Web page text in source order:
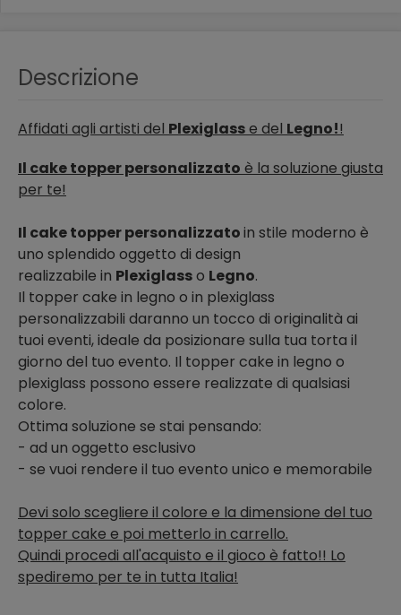
Descrizione
Affidati agli artisti del Plexiglasse del Legno!!
Il cake topper personalizzato è la soluzione giusta
per te!
Il cake topper personalizzatoin stile moderno è
uno splendido oggetto di design
realizzabile in Plexiglasso Legno.
Il topper cake in legno o in plexiglass
personalizzabili daranno un tocco di originalità ai
tuoi eventi, ideale da posizionare sulla tua torta il
giorno del tuo evento. Il topper cake in legno o
plexiglass possono essere realizzate di qualsiasi
colore.
Ottima soluzione se stai pensando:
- ad un oggetto esclusivo
- se vuoi rendere il tuo evento unico e memorabile
Devi solo scegliere il colore e la dimensione del tuo
topper cake e poi metterlo in carrello.
Quindi procedi all'acquisto e il gioco è fatto!! Lo
spediremo per te in tutta Italia!